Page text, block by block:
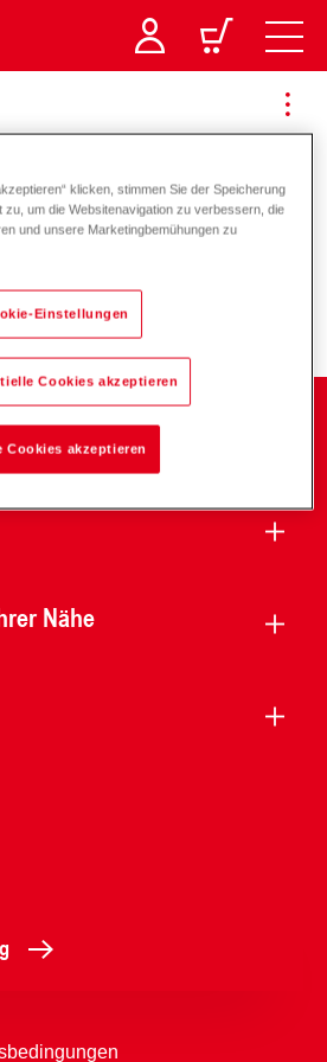
für Energie und
Nähe
klicken, stimmen Sie der Speicherung
um die Websitenavigation zu verbessern, die
und unsere Marketingbemühungen zu
Einstellungen
Cookies akzeptieren
Cookies akzeptieren